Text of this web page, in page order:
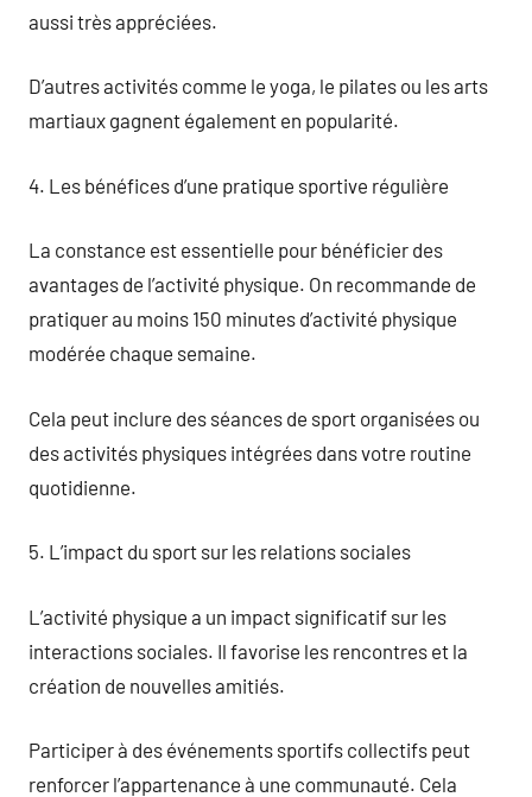
aussi très appréciées.
D’autres activités comme le yoga, le pilates ou les arts
martiaux gagnent également en popularité.
4. Les bénéfices d’une pratique sportive régulière
La constance est essentielle pour bénéficier des
avantages de l’activité physique. On recommande de
pratiquer au moins 150 minutes d’activité physique
modérée chaque semaine.
Cela peut inclure des séances de sport organisées ou
des activités physiques intégrées dans votre routine
quotidienne.
5. L’impact du sport sur les relations sociales
L’activité physique a un impact significatif sur les
interactions sociales. Il favorise les rencontres et la
création de nouvelles amitiés.
Participer à des événements sportifs collectifs peut
renforcer l’appartenance à une communauté. Cela